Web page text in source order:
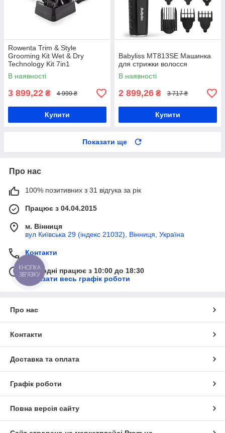
Rowenta Trim & Style
Grooming Kit Wet & Dry
Technology Kit 7in1
Професійний триммер
В наявності
3 899,22 ₴ 4 999 ₴
Купити
Babyliss MT813SE Машинка
для стрижки волосся
В наявності
2 899,26 ₴ 3 717 ₴
Купити
Показати ще
Про нас
100% позитивних з 31 відгука за рік
Працює з 04.04.2015
м. Вінниця
вул Київська 29 (індекс 21032), Вінниця, Україна
Контакти
Сьогодні працює з 10:00 до 18:30
Показати весь графік роботи
Про нас
Контакти
Доставка та оплата
Графік роботи
Повна версія сайту
КНОПКА
ЗВ'ЯЗКУ